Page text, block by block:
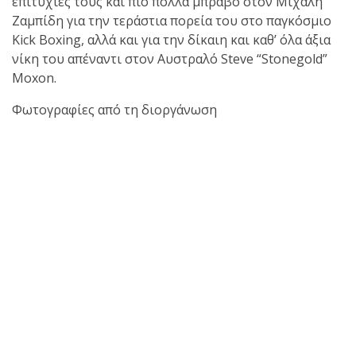
Ζαμπίδη για την τεράστια πορεία του στο παγκόσμιο
Kick Boxing, αλλά και για την δίκαιη και καθ’ όλα άξια
νίκη του απέναντι στον Αυστραλό Steve “Stonegold”
Moxon.
Φωτογραφίες από τη διοργάνωση